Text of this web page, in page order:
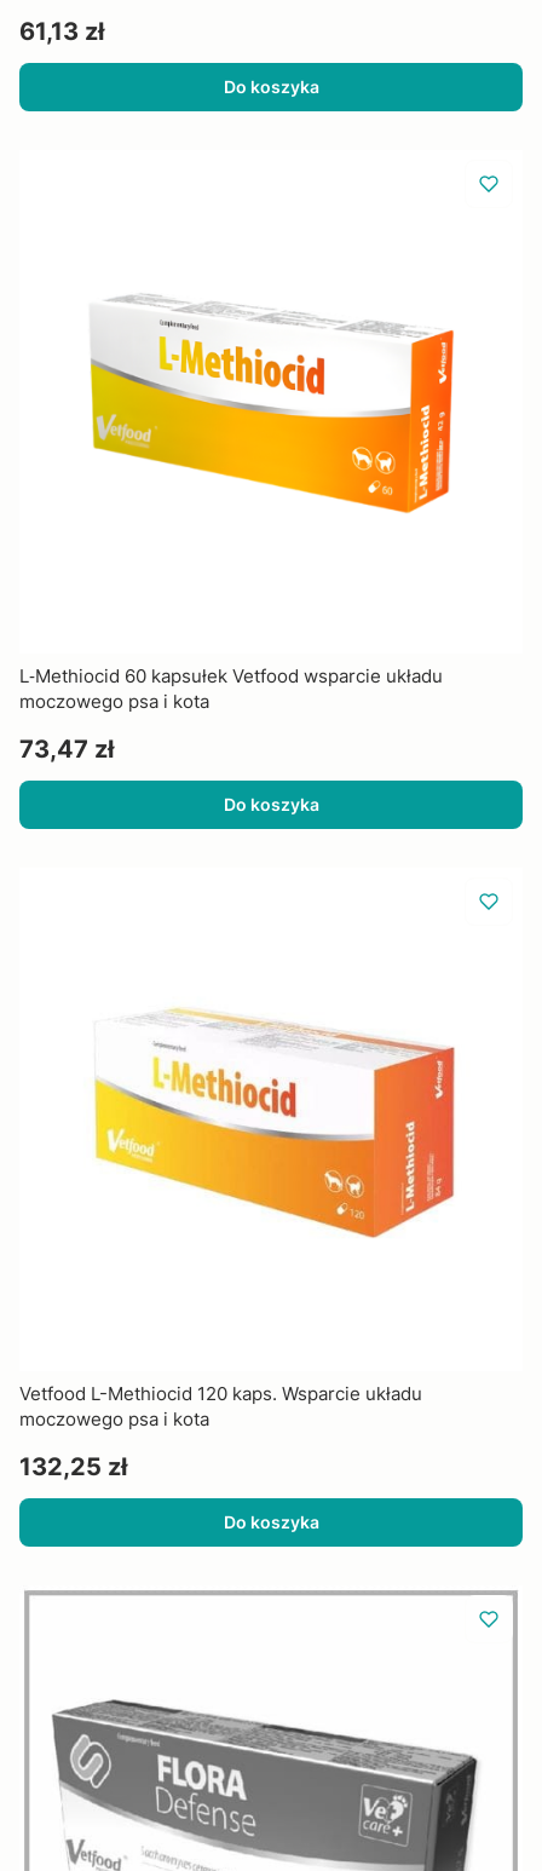
Cena
61,13 zł
Do koszyka
L‑Methiocid 60 kapsułek Vetfood wsparcie układu
moczowego psa i kota
Cena
73,47 zł
Do koszyka
Vetfood L-Methiocid 120 kaps. Wsparcie układu
moczowego psa i kota
Cena
132,25 zł
Do koszyka